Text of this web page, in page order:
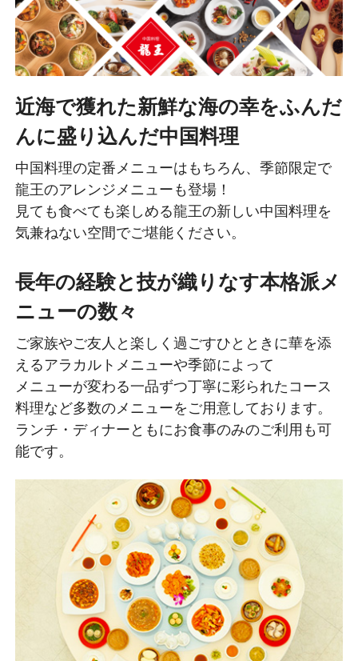
近海で獲れた新鮮な海の幸をふんだ
んに盛り込んだ中国料理
中国料理の定番メニューはもちろん、季節限定で
龍王のアレンジメニューも登場！
見ても食べても楽しめる龍王の新しい中国料理を
気兼ねない空間でご堪能ください。
長年の経験と技が織りなす本格派メ
ニューの数々
ご家族やご友人と楽しく過ごすひとときに華を添
えるアラカルトメニューや季節によって
メニューが変わる一品ずつ丁寧に彩られたコース
料理など多数のメニューをご用意しております。
ランチ・ディナーともにお食事のみのご利用も可
能です。